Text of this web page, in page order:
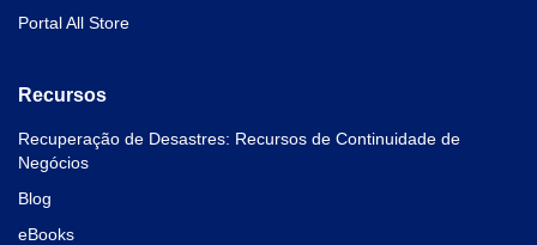
Portal All Store
Recursos
Recuperação de Desastres: Recursos de Continuidade de
Negócios
Blog
eBooks